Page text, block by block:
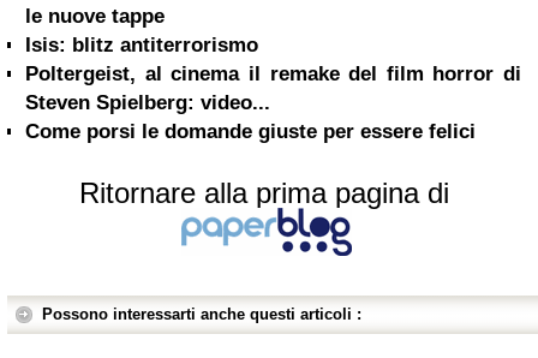
le nuove tappe
Isis: blitz antiterrorismo
Poltergeist, al cinema il remake del film horror di
Steven Spielberg: video...
Come porsi le domande giuste per essere felici
Ritornare alla prima pagina di
Possono interessarti anche questi articoli :